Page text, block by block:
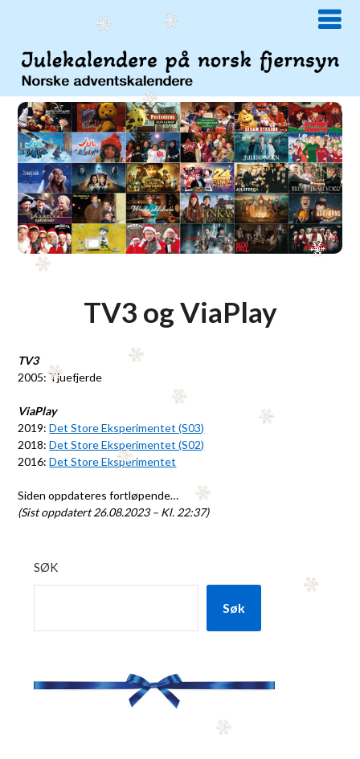
TV3 og ViaPlay
TV3
2005: Tjuefjerde
ViaPlay
2019:Det Store Eksperimentet (S03)
2018:Det Store Eksperimentet (S02)
2016:Det Store Eksperimentet
Siden oppdateres fortløpende…
(Sist oppdatert 26.08.2023 – Kl. 22:37)
SØK
Søk